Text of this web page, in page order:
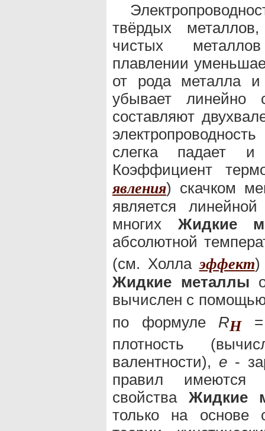
твёрдых
чистых
плавлении
от рода металла
убывает линейно
составляют
слегка падает
Коэффициент
явления) скачком
является
многих Жидкие
абсолютной
(cм. Холлаэффект)
Жидкие металлы
вычислен с
по формуле RH=
плотность
валентности), е -
правил имеются
свойства Жидкие
только на основе